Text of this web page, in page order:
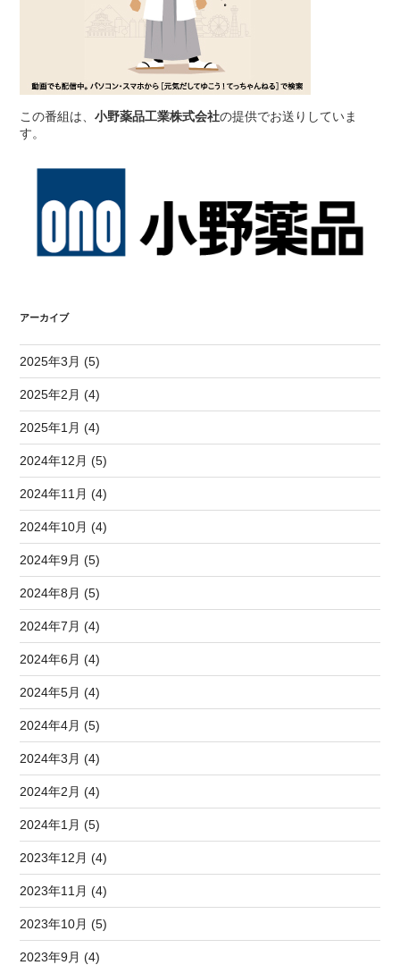
この番組は、小野薬品工業株式会社の提供でお送りしていま
す。
アーカイブ
2025年3月 (5)
2025年2月 (4)
2025年1月 (4)
2024年12月 (5)
2024年11月 (4)
2024年10月 (4)
2024年9月 (5)
2024年8月 (5)
2024年7月 (4)
2024年6月 (4)
2024年5月 (4)
2024年4月 (5)
2024年3月 (4)
2024年2月 (4)
2024年1月 (5)
2023年12月 (4)
2023年11月 (4)
2023年10月 (5)
2023年9月 (4)